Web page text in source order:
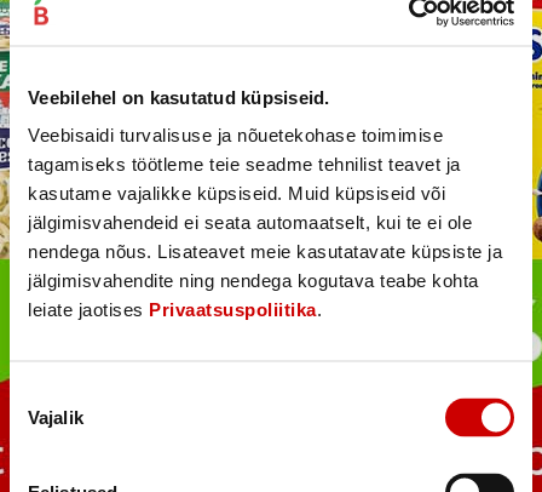
Veebilehel on kasutatud küpsiseid.
Veebisaidi turvalisuse ja nõuetekohase toimimise
tagamiseks töötleme teie seadme tehnilist teavet ja
kasutame vajalikke küpsiseid. Muid küpsiseid või
jälgimisvahendeid ei seata automaatselt, kui te ei ole
nendega nõus. Lisateavet meie kasutatavate küpsiste ja
jälgimisvahendite ning nendega kogutava teabe kohta
leiate jaotises Privaatsuspoliitika.
valik
Vajalik